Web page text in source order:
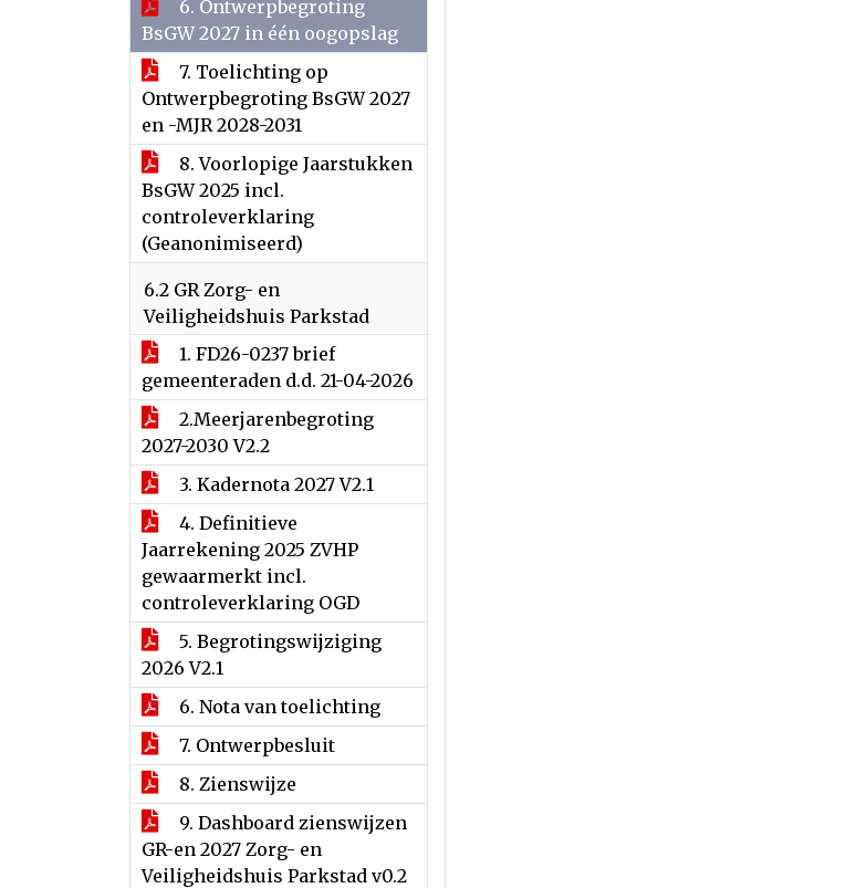
6. Ontwerpbegroting
BsGW 2027 in één oogopslag
7. Toelichting op
Ontwerpbegroting BsGW 2027
en -MJR 2028-2031
8. Voorlopige Jaarstukken
BsGW 2025 incl.
controleverklaring
(Geanonimiseerd)
6.2 GR Zorg- en
Veiligheidshuis Parkstad
1. FD26-0237 brief
gemeenteraden d.d. 21-04-2026
2.Meerjarenbegroting
2027-2030 V2.2
3. Kadernota 2027 V2.1
4. Definitieve
Jaarrekening 2025 ZVHP
gewaarmerkt incl.
controleverklaring OGD
5. Begrotingswijziging
2026 V2.1
6. Nota van toelichting
7. Ontwerpbesluit
8. Zienswijze
9. Dashboard zienswijzen
GR-en 2027 Zorg- en
Veiligheidshuis Parkstad v0.2